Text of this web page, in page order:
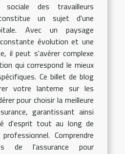
des travailleurs
un sujet d'une
Avec un paysage
évolution et une
il peut s'avérer complexe
qui correspond le mieux
Ce billet de blog
votre lanterne sur les
pour choisir la meilleure
garantissant ainsi
d'esprit tout au long de
Comprendre
de l'assurance pour